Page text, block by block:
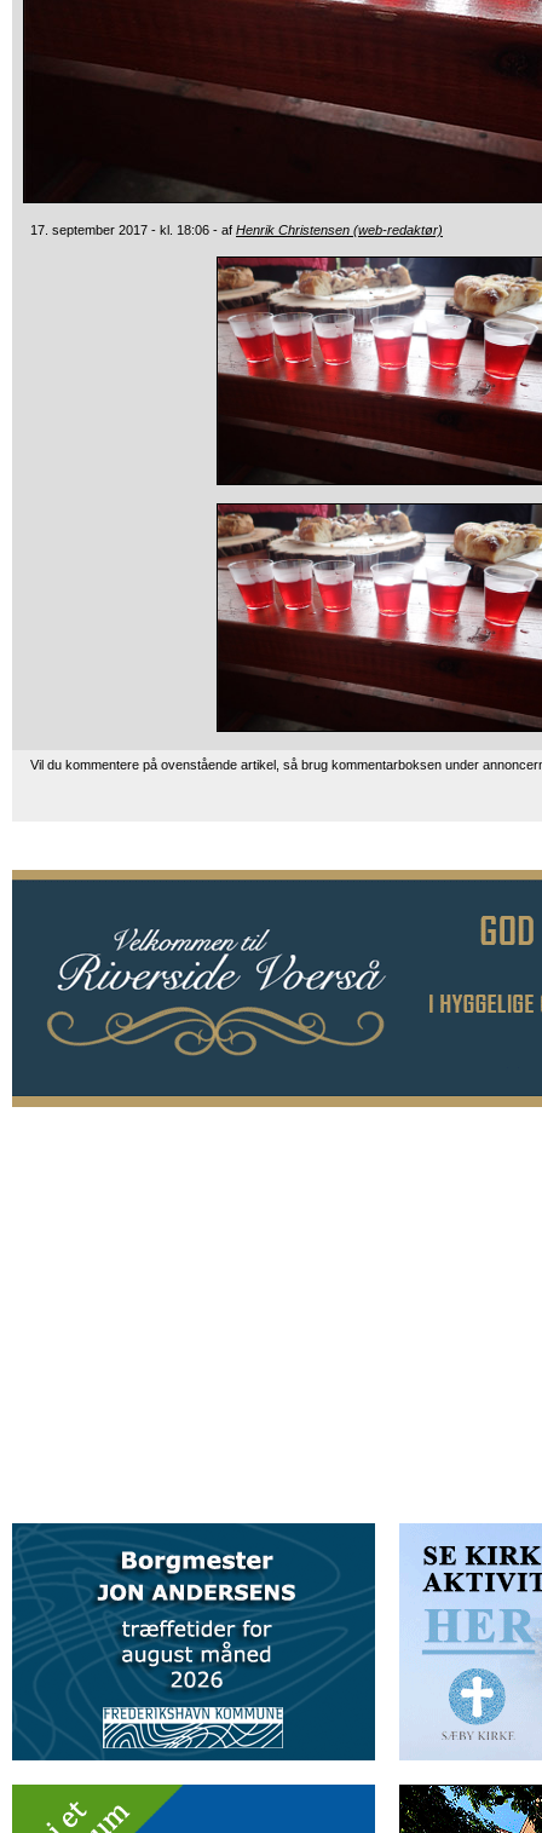
17. september 2017 - kl. 18:06 - af Henrik Christensen (web-redaktør)
Vil du kommentere på ovenstående artikel, så brug kommentarboksen under